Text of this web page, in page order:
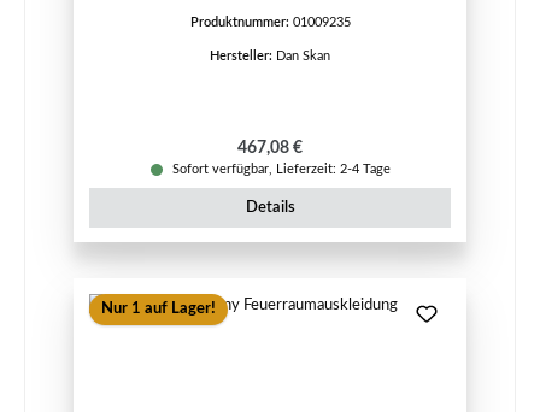
Produktnummer: 01009235
Hersteller: Dan Skan
Regulärer Preis:
467,08 €
Sofort verfügbar, Lieferzeit: 2-4 Tage
Details
Nur 1 auf Lager!